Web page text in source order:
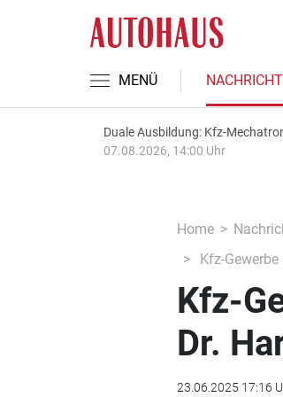
MENÜ
Duale Ausbildung: Kfz-
07.08.2026, 14:00 Uhr
Home
Kfz-
Kfz-
Dr.
23.06.2025 17:16